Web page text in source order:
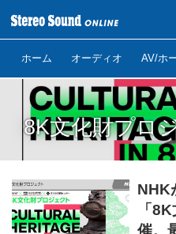
ホーム オーディオ AV/ホ
8K文化財プロ
NHK
「
催。